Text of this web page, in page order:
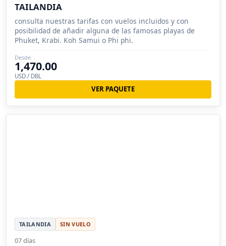
TAILANDIA
consulta nuestras tarifas con vuelos incluidos y con
posibilidad de añadir alguna de las famosas playas de
Phuket, Krabi. Koh Samui o Phi phi.
Desde
1,470.00
USD / DBL
VER PAQUETE
TAILANDIA SIN VUELO
07 días